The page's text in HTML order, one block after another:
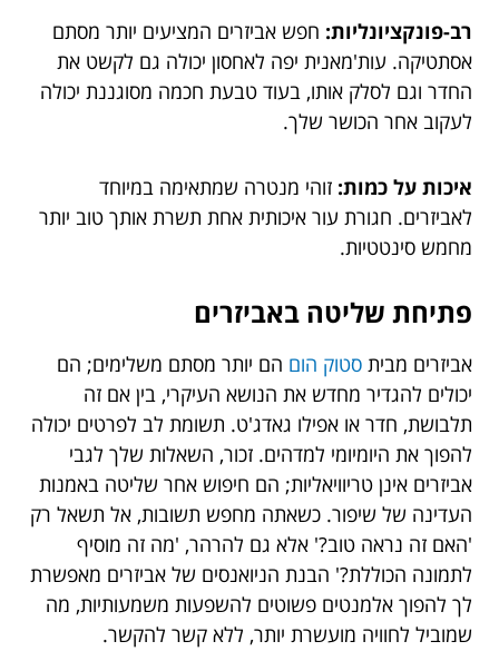
רב-פונקציונליות: חפש אביזרים המציעים יותר מסתם
אסתטיקה. עות'מאנית יפה לאחסון יכולה גם לקשט את
החדר וגם לסלק אותו, בעוד טבעת חכמה מסוגננת יכולה
לעקוב אחר הכושר שלך.
איכות על כמות: זוהי מנטרה שמתאימה במיוחד
לאביזרים. חגורת עור איכותית אחת תשרת אותך טוב יותר
מחמש סינטטיות.
פתיחת שליטה באביזרים
אביזרים מבית סטוק הום הם יותר מסתם משלימים; הם
יכולים להגדיר מחדש את הנושא העיקרי, בין אם זה
תלבושת, חדר או אפילו גאדג'ט. תשומת לב לפרטים יכולה
להפוך את היומיומי למדהים. זכור, השאלות שלך לגבי
אביזרים אינן טריוויאליות; הם חיפוש אחר שליטה באמנות
העדינה של שיפור. כשאתה מחפש תשובות, אל תשאל רק
'האם זה נראה טוב?' אלא גם להרהר, 'מה זה מוסיף
לתמונה הכוללת?' הבנת הניואנסים של אביזרים מאפשרת
לך להפוך אלמנטים פשוטים להשפעות משמעותיות, מה
שמוביל לחוויה מועשרת יותר, ללא קשר להקשר.